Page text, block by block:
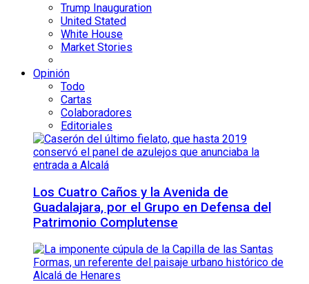
Trump Inauguration
United Stated
White House
Market Stories
Opinión
Todo
Cartas
Colaboradores
Editoriales
Los Cuatro Caños y la Avenida de
Guadalajara, por el Grupo en Defensa del
Patrimonio Complutense